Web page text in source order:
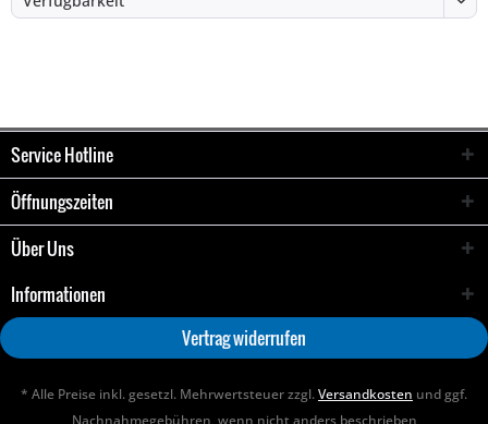
Service Hotline
Öffnungszeiten
Über Uns
Informationen
Vertrag widerrufen
* Alle Preise inkl. gesetzl. Mehrwertsteuer zzgl.Versandkosten und ggf.